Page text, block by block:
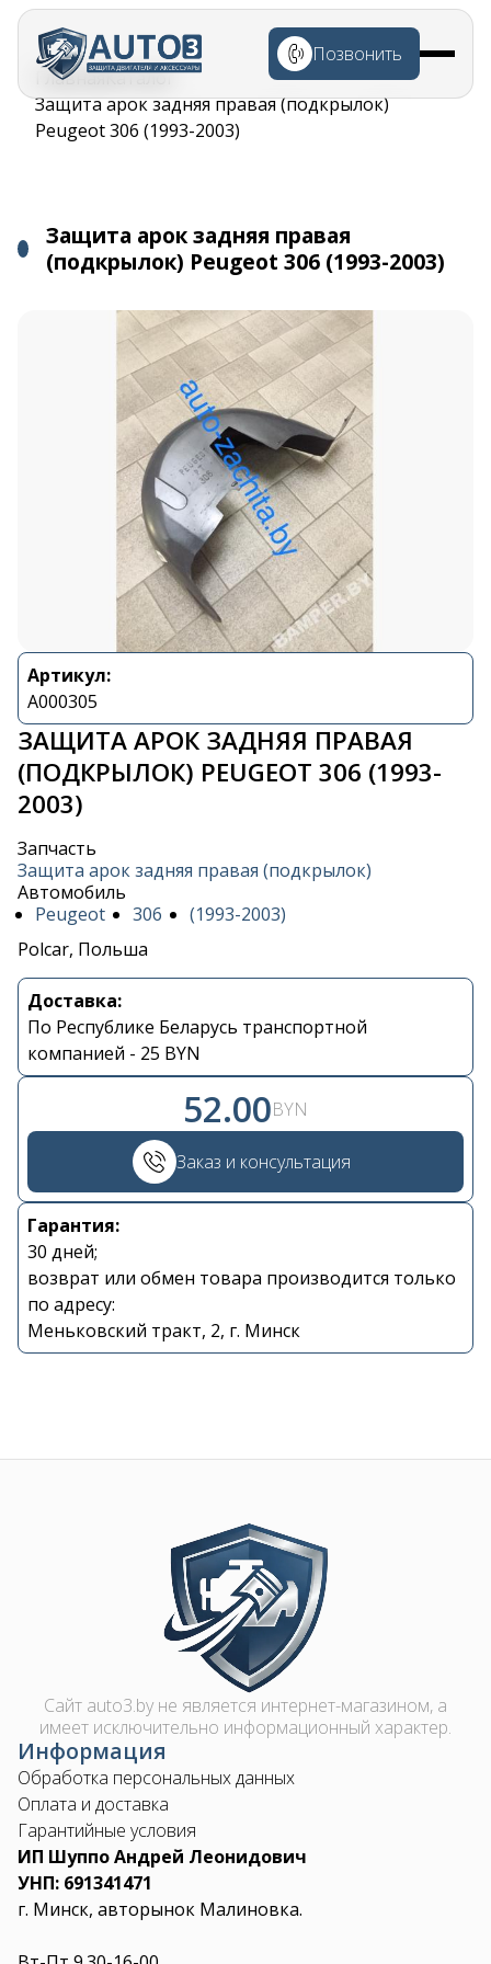
Перейти к
основному
содержанию
Позвонить
Строка
навигации
ГлавнаяКаталог
Защита арок задняя правая (подкрылок)
Peugeot 306 (1993-2003)
Защита арок задняя правая
(подкрылок) Peugeot 306 (1993-2003)
Артикул:
A000305
ЗАЩИТА АРОК ЗАДНЯЯ ПРАВАЯ
(ПОДКРЫЛОК) PEUGEOT 306 (1993-
2003)
Запчасть
Защита арок задняя правая (подкрылок)
Автомобиль
Peugeot
306
(1993-2003)
Polcar, Польша
Доставка:
По Республике Беларусь транспортной
компанией - 25 BYN
52.00BYN
Заказ и консультация
Гарантия:
30 дней;
возврат или обмен товара производится только
по адресу:
Меньковский тракт, 2, г. Минск
Контакты
+375 29 870 15 80
Viber
shupik21@bk.ru
Image
Сайт auto3.by не является интернет-магазином, а
имеет исключительно информационный характер.
Информация
Обработка персональных данных
Оплата и доставка
Гарантийные условия
ИП Шуппо Андрей Леонидович
УНП: 691341471
г. Минск, авторынок Малиновка.